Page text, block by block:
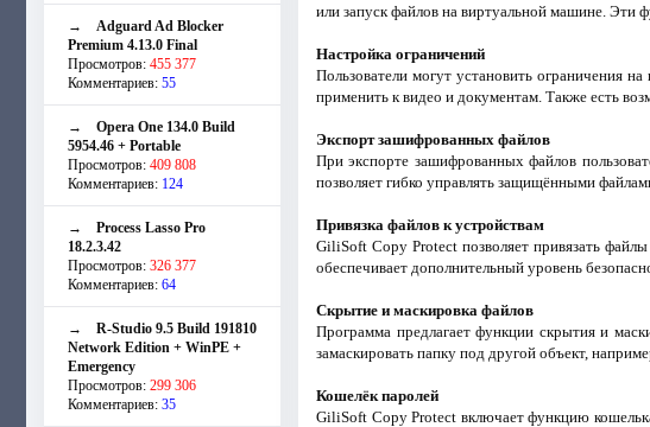
→ Adguard Ad Blocker
Premium 4.13.0 Final
Просмотров: 455 377
Комментариев: 55
→ Opera One 134.0 Build
5954.46 + Portable
Просмотров: 409 808
Комментариев: 124
→ Process Lasso Pro
18.2.3.42
Просмотров: 326 377
Комментариев: 64
→ R-Studio 9.5 Build 191810
Network Edition + WinPE +
Emergency
Просмотров: 299 306
Комментариев: 35
или запуск файлов на виртуальной машине. Эти
Настройка ограничений
Пользователи могут установить ограничения
применить к видео и документам. Также есть
Экспорт зашифрованных файлов
При экспорте зашифрованных файлов
позволяет гибко управлять защищёнными
Привязка файлов к устройствам
GiliSoft Copy Protect позволяет привязать
обеспечивает дополнительный уровень
Скрытие и маскировка файлов
Программа предлагает функции скрытия и
замаскировать папку под другой объект,
Кошелёк паролей
GiliSoft Copy Protect включает функцию